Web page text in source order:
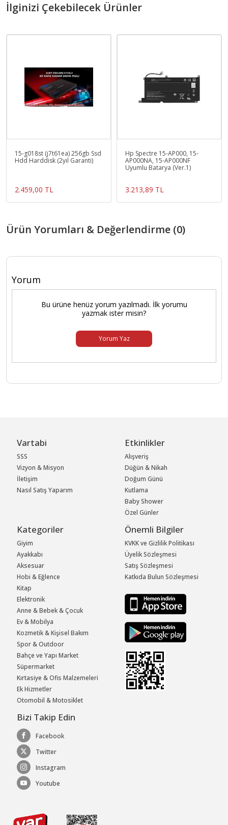
İlginizi Çekebilecek Ürünler
15-g018st (j7t61ea) 256gb Ssd
Hdd Harddisk (2yıl Garanti)
2.459,00 TL
Hp Spectre 15-AP000, 15-
AP000NA, 15-AP000NF
Uyumlu Batarya (Ver.1)
3.213,89 TL
Ürün Yorumları & Değerlendirme (0)
Yorum
Bu ürüne henüz yorum yazılmadı. İlk yorumu
yazmak ister misin?
Yorum Yaz
Vartabi
SSS
Vizyon & Misyon
İletişim
Nasıl Satış Yaparım
Etkinlikler
Alışveriş
Düğün & Nikah
Doğum Günü
Kutlama
Baby Shower
Özel Günler
Kategoriler
Giyim
Ayakkabı
Aksesuar
Hobi & Eğlence
Kitap
Elektronik
Anne & Bebek & Çocuk
Ev & Mobilya
Kozmetik & Kişisel Bakım
Spor & Outdoor
Bahçe ve Yapı Market
Süpermarket
Kırtasiye & Ofis Malzemeleri
Ek Hizmetler
Otomobil & Motosiklet
Önemli Bilgiler
KVKK ve Gizlilik Politikası
Üyelik Sözleşmesi
Satış Sözleşmesi
Katkıda Bulun Sözleşmesi
Bizi Takip Edin
Facebook
Twitter
Instagram
Youtube